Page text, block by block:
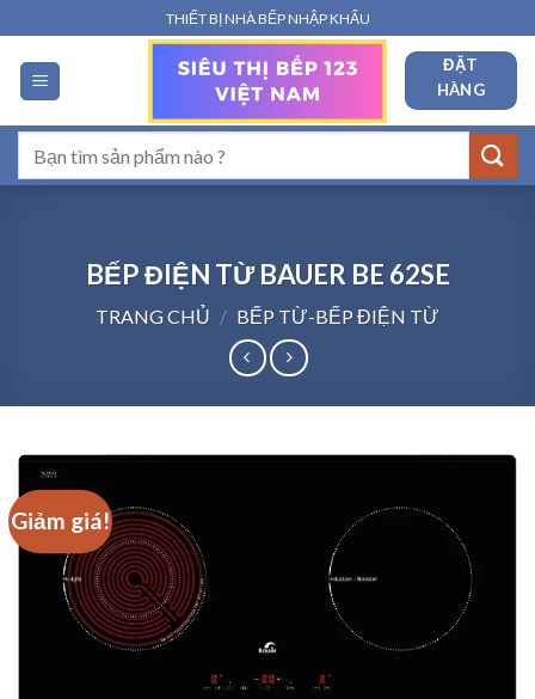
qua
nội
dung
THIẾT BỊ NHÀ BẾP NHẬP KHẨU
ĐẶT
HÀNG
kiếm:
BẾP ĐIỆN TỪ BAUER BE 62SE
TRANG CHỦ / BẾP TỪ-BẾP ĐIỆN TỪ
Giảm giá!